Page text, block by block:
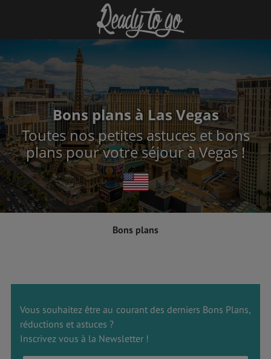
Bons plans à Las Vegas
Toutes nos petites astuces et bons
plans pour votre séjour à Vegas !
Bons plans
Vous souhaitez être au courant des derniers Bons Plans,
réductions et astuces ?
Inscrivez vous à la Newsletter !